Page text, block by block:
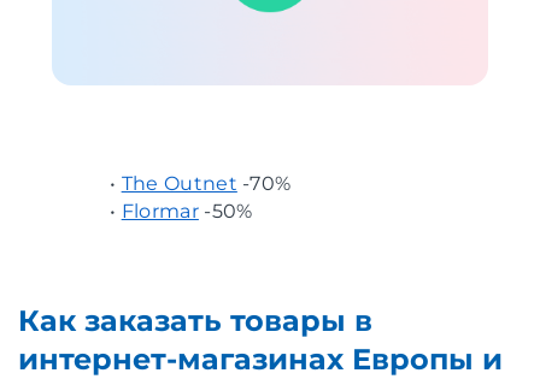
• The Outnet -70%
• Flormar-50%
Как заказать товары в
интернет-магазинах Европы и